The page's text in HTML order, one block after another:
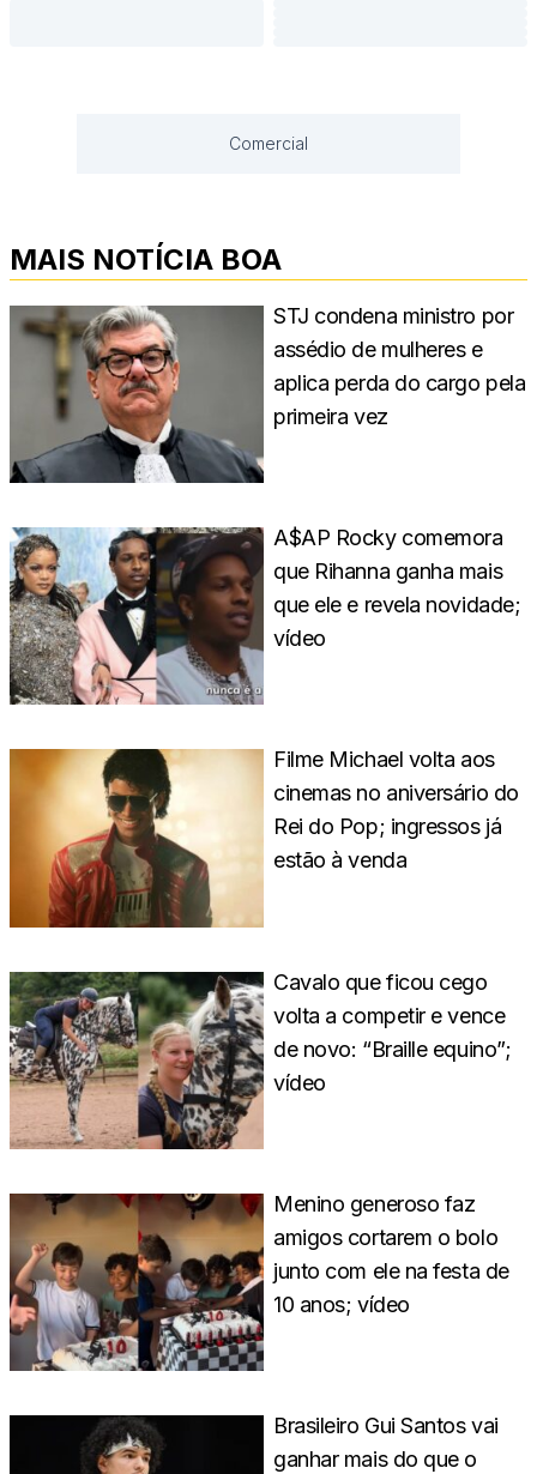
Comercial
MAIS NOTÍCIA BOA
STJ condena ministro por
assédio de mulheres e
aplica perda do cargo pela
primeira vez
A$AP Rocky comemora
que Rihanna ganha mais
que ele e revela novidade;
vídeo
Filme Michael volta aos
cinemas no aniversário do
Rei do Pop; ingressos já
estão à venda
Cavalo que ficou cego
volta a competir e vence
de novo: “Braille equino”;
vídeo
Menino generoso faz
amigos cortarem o bolo
junto com ele na festa de
10 anos; vídeo
Brasileiro Gui Santos vai
ganhar mais do que o